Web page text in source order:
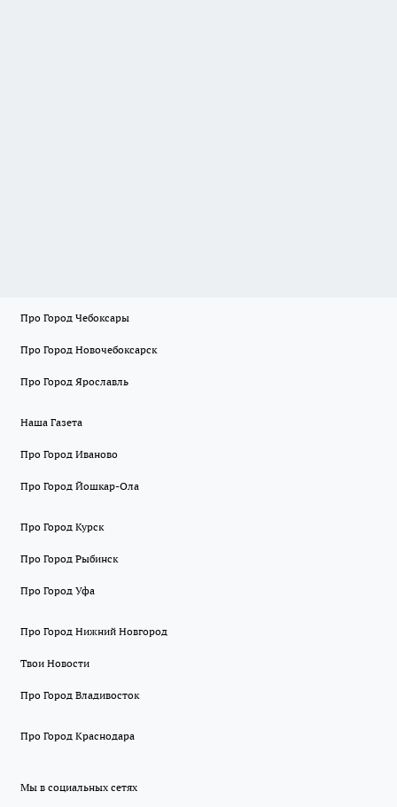
Про Город Чебоксары
Про Город Новочебоксарск
Про Город Ярославль
Наша Газета
Про Город Иваново
Про Город Йошкар-Ола
Про Город Курск
Про Город Рыбинск
Про Город Уфа
Про Город Нижний Новгород
Твои Новости
Про Город Владивосток
Про Город Краснодара
Мы в социальных сетях